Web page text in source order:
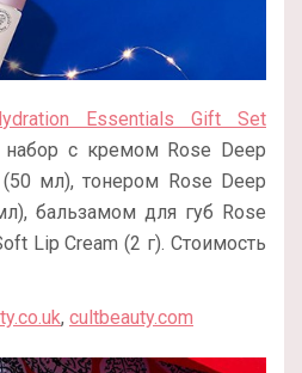
Essentials Gift Set
набор с кремом Rose Deep
(50 мл), тонером Rose Deep
бальзамом для губ Rose
Lip Cream (2 г). Стоимость
, cultbeauty.com